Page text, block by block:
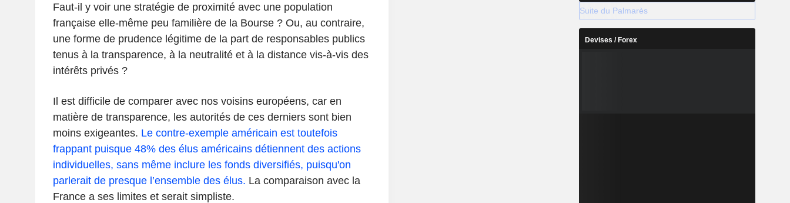
Faut-il y voir une stratégie de proximité avec une population
française elle-même peu familière de la Bourse ? Ou, au contraire,
une forme de prudence légitime de la part de responsables publics
tenus à la transparence, à la neutralité et à la distance vis-à-vis des
intérêts privés ?
Il est difficile de comparer avec nos voisins européens, car en
matière de transparence, les autorités de ces derniers sont bien
moins exigeantes. Le contre-exemple américain est toutefois
frappant puisque 48% des élus américains détiennent des actions
individuelles, sans même inclure les fonds diversifiés, puisqu'on
parlerait de presque l’ensemble des élus. La comparaison avec la
France a ses limites et serait simpliste.
Suite du Palmarès
Devises / Forex